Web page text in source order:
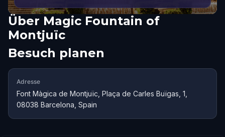
Über Magic Fountain of
Montjuïc
Besuch planen
Adresse
Font Màgica de Montjuïc, Plaça de Carles Buïgas, 1,
08038 Barcelona, Spain